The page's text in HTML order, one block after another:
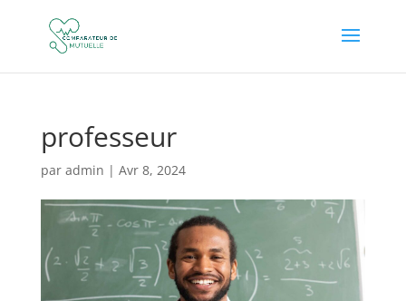
professeur
par admin | Avr 8, 2024